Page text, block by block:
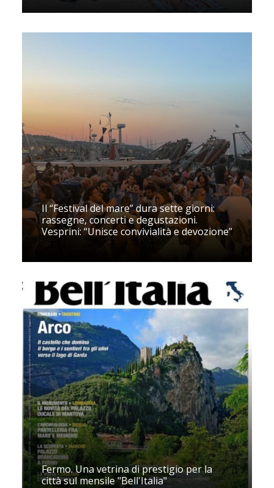
Il “Festival del mare” dura sette giorni:
rassegne, concerti e degustazioni.
Vesprini: “Unisce convivialità e devozione”
Fermo. Una vetrina di prestigio per la
città sul mensile "Bell'Italia"